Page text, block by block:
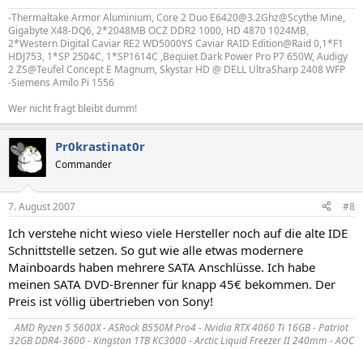
-Thermaltake Armor Aluminium, Core 2 Duo E6420@3.2Ghz@Scythe Mine,
Gigabyte X48-DQ6, 2*2048MB OCZ DDR2 1000, HD 4870 1024MB,
2*Western Digital Caviar RE2 WD5000YS Caviar RAID Edition@Raid 0,1*F1
HDJ753, 1*SP 2504C, 1*SP1614C ,Bequiet Dark Power Pro P7 650W, Audigy
2 ZS@Teufel Concept E Magnum, Skystar HD @ DELL UltraSharp 2408 WFP
-Siemens Amilo Pi 1556
Wer nicht fragt bleibt dumm!
Pr0krastinat0r
Commander
7. August 2007 #8
Ich verstehe nicht wieso viele Hersteller noch auf die alte IDE
Schnittstelle setzen. So gut wie alle etwas modernere
Mainboards haben mehrere SATA Anschlüsse. Ich habe
meinen SATA DVD-Brenner für knapp 45€ bekommen. Der
Preis ist völlig übertrieben von Sony!
AMD Ryzen 5 5600X - ASRock B550M Pro4 - Nvidia RTX 4060 Ti 16GB - Patriot
32GB DDR4-3600 - Kingston 1TB KC3000 - Arctic Liquid Freezer II 240mm - AOC